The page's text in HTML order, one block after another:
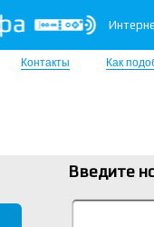
Контакты Как
Введите